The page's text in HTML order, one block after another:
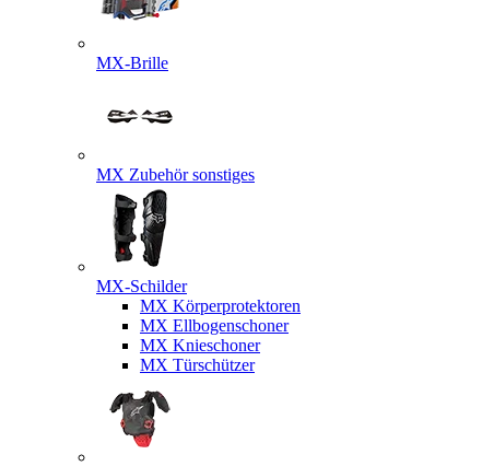
MX-Brille
MX Zubehör sonstiges
MX-Schilder
MX Körperprotektoren
MX Ellbogenschoner
MX Knieschoner
MX Türschützer